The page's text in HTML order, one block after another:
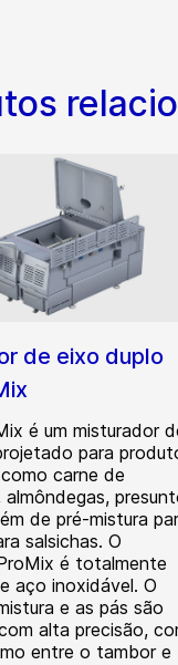
de eixo duplo
é um misturador
para
carne de
almôndegas,
de pré-mistura
salsichas. O
é totalmente
aço inoxidável. O
e as pás são
alta precisão,
entre o tambor e